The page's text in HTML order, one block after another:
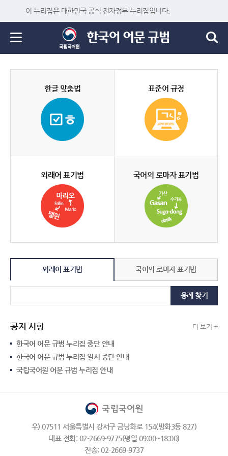
이 누리집은 대한민국 공식 전자정부 누리집입니다.
한글 맞춤법 표준어 규정
외래어 표기법 국어의 로마자 표기법
외래어 표기법 국어의 로마자 표기법
용례 찾기
공지 사항 더 보기 +
한국어 어문 규범 누리집 중단 안내
한국어 어문 규범 누리집 일시 중단 안내
국립국어원 어문 규범 누리집 안내
우) 07511 서울특별시 강서구 금낭화로 154(방화3동 827)
대표 전화: 02-2669-9775(평일 09:00~18:00)
전송: 02-2669-9737